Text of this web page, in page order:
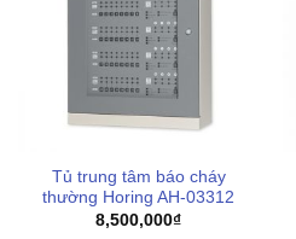
Tủ trung tâm báo cháy
thường Horing AH-03312
8,500,000₫